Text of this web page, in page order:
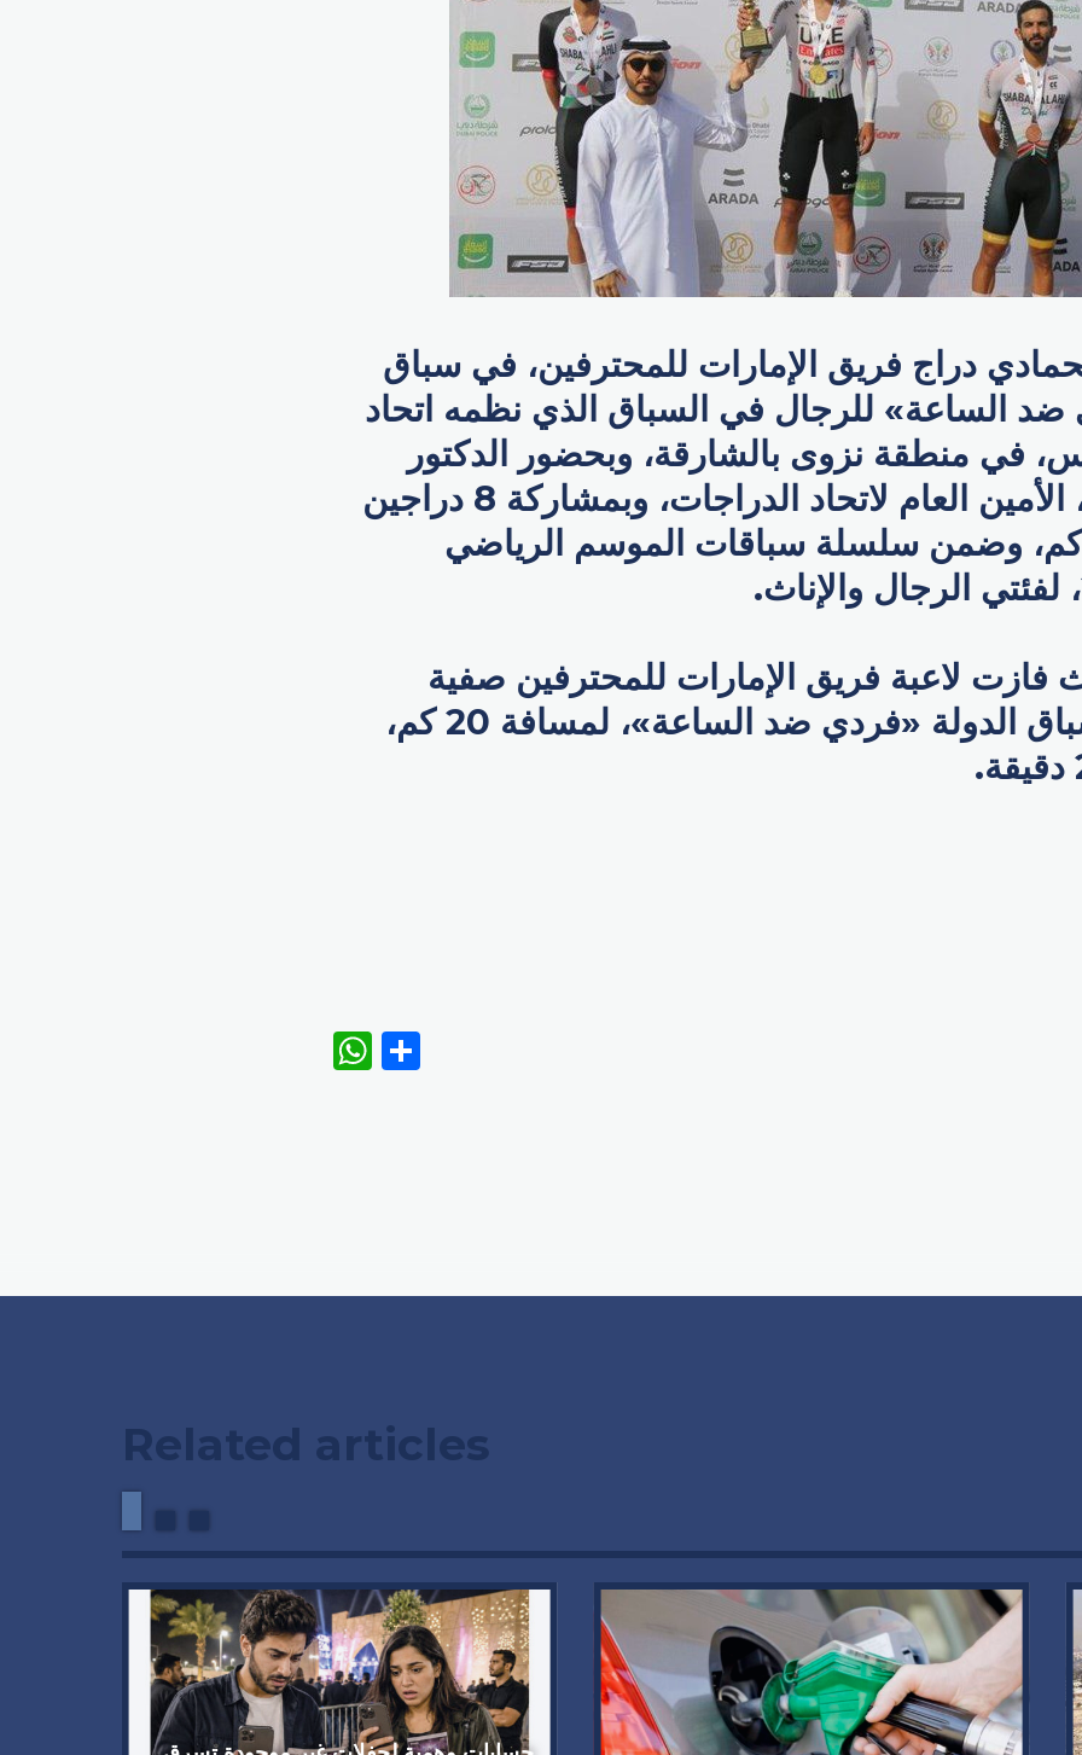
دراج فريق الإمارات للمحترفين، في سباق
ضد الساعة» للرجال في السباق الذي نظمه اتحاد
في منطقة نزوى بالشارقة، وبحضور الدكتور
ياسر الدوخي، الأمين العام لاتحاد الدراجات، وبمشاركة 8 دراجين
33 كم، وضمن سلسلة سباقات الموسم الرياضي
فازت لاعبة فريق الإمارات للمحترفين صفية
الصايغ، في سباق الدولة «فردي ضد الساعة»، لمسافة 20 كم،
WhatsApp
Related articles